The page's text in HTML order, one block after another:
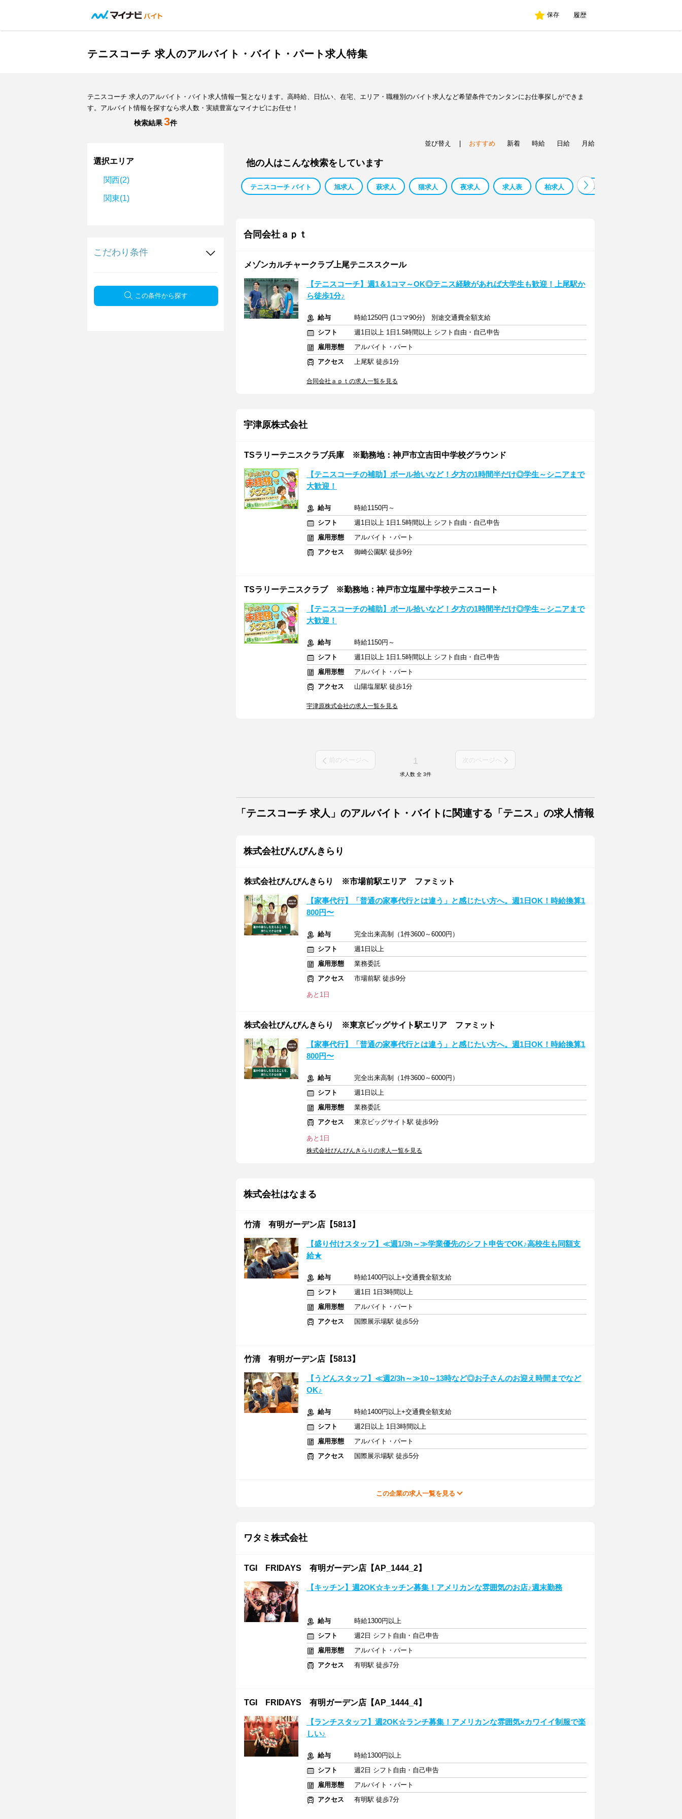
保存 履歴
テニスコーチ 求人のアルバイト・バイト・パート求人特集
テニスコーチ 求人のアルバイト・バイト求人情報一覧となります。高時給、日払い、在宅、エリア・職種別のバイト求人など希望条件でカンタンにお仕事探しができま
す。アルバイト情報を探すなら求人数・実績豊富なマイナビにお任せ！
検索結果3件
選択エリア
関西(2)
関東(1)
こだわり条件
この条件から探す
並び替え おすすめ 新着 時給 日給 月給
他の人はこんな検索をしています
テニスコーチ バイト 旭求人 萩求人 猫求人 夜求人 求人表 柏求人 堺求人
合同会社ａｐｔ
メゾンカルチャークラブ上尾テニススクール
【テニスコーチ】週1＆1コマ～OK◎テニス経験があれば大学生も歓迎！上尾駅か
ら徒歩1分♪
給与
時給1250円 (1コマ90分) 別途交通費全額支給
シフト
週1日以上 1日1.5時間以上 シフト自由・自己申告
雇用形態
アルバイト・パート
アクセス
上尾駅 徒歩1分
合同会社ａｐｔの求人一覧を見る
宇津原株式会社
TSラリーテニスクラブ兵庫 ※勤務地：神戸市立吉田中学校グラウンド
【テニスコーチの補助】ボール拾いなど！夕方の1時間半だけ◎学生～シニアまで
大歓迎！
給与
時給1150円～
シフト
週1日以上 1日1.5時間以上 シフト自由・自己申告
雇用形態
アルバイト・パート
アクセス
御崎公園駅 徒歩9分
TSラリーテニスクラブ ※勤務地：神戸市立塩屋中学校テニスコート
【テニスコーチの補助】ボール拾いなど！夕方の1時間半だけ◎学生～シニアまで
大歓迎！
給与
時給1150円～
シフト
週1日以上 1日1.5時間以上 シフト自由・自己申告
雇用形態
アルバイト・パート
アクセス
山陽塩屋駅 徒歩1分
宇津原株式会社の求人一覧を見る
前のページへ 1 次のページへ
求人数 全 3件
「テニスコーチ 求人」のアルバイト・バイトに関連する「テニス」の求人情報
株式会社ぴんぴんきらり
株式会社ぴんぴんきらり ※市場前駅エリア ファミット
【家事代行】「普通の家事代行とは違う」と感じたい方へ。週1日OK！時給換算1
800円〜
給与
完全出来高制（1件3600～6000円）
シフト
週1日以上
雇用形態
業務委託
アクセス
市場前駅 徒歩9分
あと1日
株式会社ぴんぴんきらり ※東京ビッグサイト駅エリア ファミット
【家事代行】「普通の家事代行とは違う」と感じたい方へ。週1日OK！時給換算1
800円〜
給与
完全出来高制（1件3600～6000円）
シフト
週1日以上
雇用形態
業務委託
アクセス
東京ビッグサイト駅 徒歩9分
あと1日
株式会社ぴんぴんきらりの求人一覧を見る
株式会社はなまる
竹清 有明ガーデン店【5813】
【盛り付けスタッフ】≪週1/3h～≫学業優先のシフト申告でOK♪高校生も同額支
給★
給与
時給1400円以上+交通費全額支給
シフト
週1日 1日3時間以上
雇用形態
アルバイト・パート
アクセス
国際展示場駅 徒歩5分
竹清 有明ガーデン店【5813】
【うどんスタッフ】≪週2/3h～≫10～13時など◎お子さんのお迎え時間までなど
OK♪
給与
時給1400円以上+交通費全額支給
シフト
週2日以上 1日3時間以上
雇用形態
アルバイト・パート
アクセス
国際展示場駅 徒歩5分
この企業の求人一覧を見る
ワタミ株式会社
TGI FRIDAYS 有明ガーデン店【AP_1444_2】
【キッチン】週2OK☆キッチン募集！アメリカンな雰囲気のお店♪週末勤務
給与
時給1300円以上
シフト
週2日 シフト自由・自己申告
雇用形態
アルバイト・パート
アクセス
有明駅 徒歩7分
TGI FRIDAYS 有明ガーデン店【AP_1444_4】
【ランチスタッフ】週2OK☆ランチ募集！アメリカンな雰囲気×カワイイ制服で楽
しい♪
給与
時給1300円以上
シフト
週2日 シフト自由・自己申告
雇用形態
アルバイト・パート
アクセス
有明駅 徒歩7分